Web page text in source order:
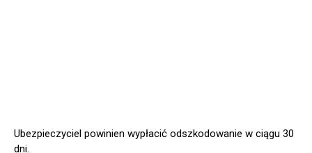
Ubezpieczyciel powinien wypłacić odszkodowanie w ciągu 30
dni.